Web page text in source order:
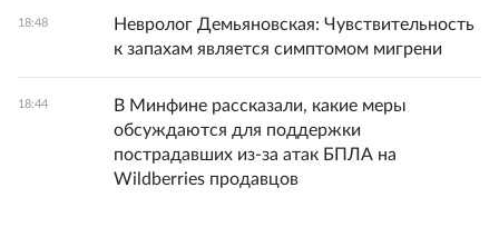
18:48
Невролог Демьяновская: Чувствительность
к запахам является симптомом мигрени
18:44
В Минфине рассказали, какие меры
обсуждаются для поддержки
пострадавших из-за атак БПЛА на
Wildberries продавцов